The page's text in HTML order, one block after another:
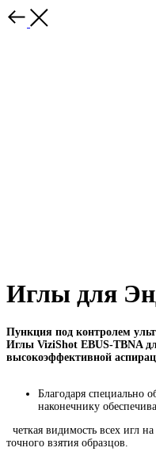
Иглы для
Пункция под контролем
Иглы ViziShot EBUS-TBNA
высокоэффективной
Благодаря специально
наконечнику
четкая видимость всех игл
точного взятия образцов.